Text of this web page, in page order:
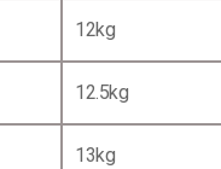
12kg
12.5kg
13kg